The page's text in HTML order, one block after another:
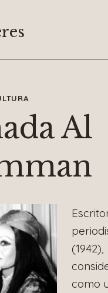
Al
(1942),
como